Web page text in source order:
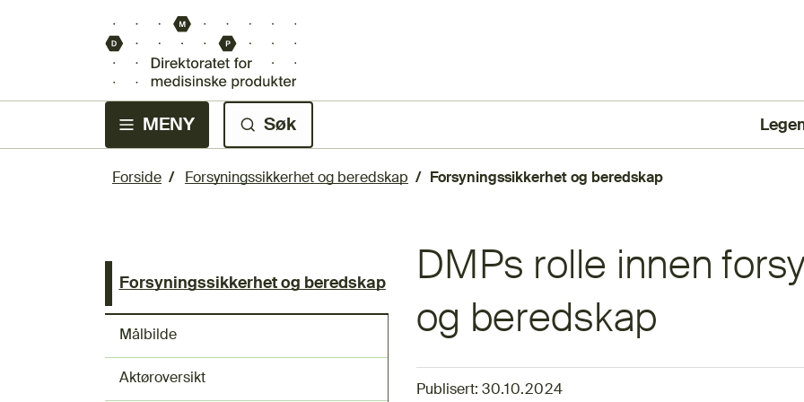
MENY Søk
Forside Forsyningssikkerhet og beredskap Forsyningssikkerhet og beredskap
Forsyningssikkerhet og beredskap
Målbilde
Aktøroversikt
DMPs rolle innen
og beredskap
Publisert: 30.10.2024